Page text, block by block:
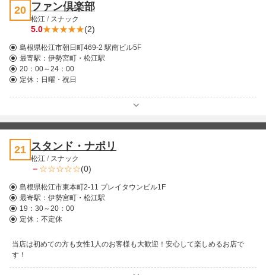
20 ファン倶楽部
松江 / スナック
5.0 (2)
島根県松江市朝日町469-2 駅南ビル5F
最寄駅： 伊勢宮町・松江駅
20：00～24：00
定休：日曜・祝日
21 スタンド・ナポリ
松江 / スナック
－ (0)
島根県松江市東本町2-11 プレイタウンビル1F
最寄駅： 伊勢宮町・松江駅
19：30～20：00
定休：不定休
当店は初めての方も女性1人のお客様も大歓迎！安心して楽しめるお店で
す！